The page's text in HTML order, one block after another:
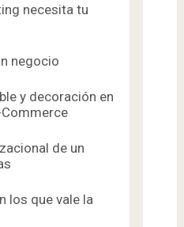
necesita tu
negocio
y decoración en
de un
los que vale la